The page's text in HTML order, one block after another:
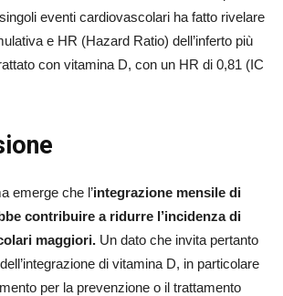
eventi cardiovascolari ha fatto rivelare
e HR (Hazard Ratio) dell’inferto più
con vitamina D, con un HR di 0,81 (IC
emerge che l’integrazione mensile di
contribuire a ridurre l’incidenza di
maggiori. Un dato che invita pertanto
di vitamina D, in particolare
per la prevenzione o il trattamento